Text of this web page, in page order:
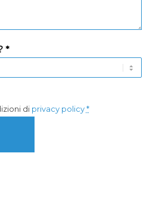
*
di privacy policy *